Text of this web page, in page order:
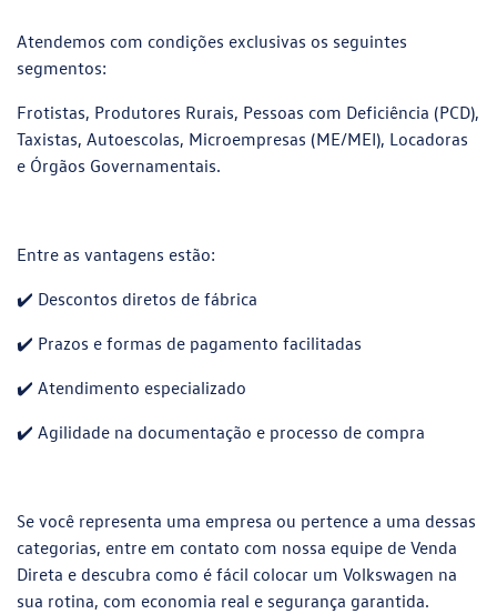
Atendemos com condições exclusivas os seguintes
segmentos:
Frotistas, Produtores Rurais, Pessoas com Deficiência (PCD),
Taxistas, Autoescolas, Microempresas (ME/MEI), Locadoras
e Órgãos Governamentais.
Entre as vantagens estão:
✔️ Descontos diretos de fábrica
✔️ Prazos e formas de pagamento facilitadas
✔️ Atendimento especializado
✔️ Agilidade na documentação e processo de compra
Se você representa uma empresa ou pertence a uma dessas
categorias, entre em contato com nossa equipe de Venda
Direta e descubra como é fácil colocar um Volkswagen na
sua rotina, com economia real e segurança garantida.